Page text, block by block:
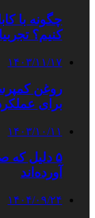
چگونه با
کنیم؟
۱۴۰۳/۱۱/۱۷
روغن
برای
۱۴۰۳/۱۰/۱۱
آورده‌اند
۱۴۰۴/۰۹/۲۴